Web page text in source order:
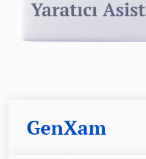
GenXam